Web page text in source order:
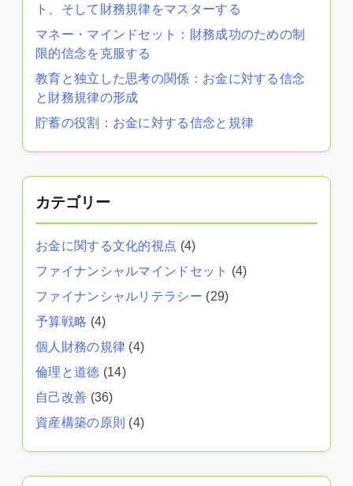
ト、そして財務規律をマスターする
マネー・マインドセット：財務成功のための制
限的信念を克服する
教育と独立した思考の関係：お金に対する信念
と財務規律の形成
貯蓄の役割：お金に対する信念と規律
カテゴリー
お金に関する文化的視点 (4)
ファイナンシャルマインドセット (4)
ファイナンシャルリテラシー (29)
予算戦略 (4)
個人財務の規律 (4)
倫理と道徳 (14)
自己改善 (36)
資産構築の原則 (4)